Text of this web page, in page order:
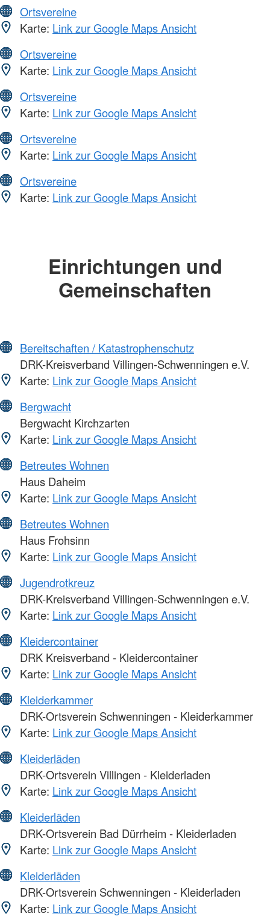
Ortsvereine
Karte: Link zur Google Maps Ansicht
Ortsvereine
Karte: Link zur Google Maps Ansicht
Ortsvereine
Karte: Link zur Google Maps Ansicht
Ortsvereine
Karte: Link zur Google Maps Ansicht
Ortsvereine
Karte: Link zur Google Maps Ansicht
Einrichtungen und
Gemeinschaften
Bereitschaften / Katastrophenschutz
DRK-Kreisverband Villingen-Schwenningen e.V.
Karte: Link zur Google Maps Ansicht
Bergwacht
Bergwacht Kirchzarten
Karte: Link zur Google Maps Ansicht
Betreutes Wohnen
Haus Daheim
Karte: Link zur Google Maps Ansicht
Betreutes Wohnen
Haus Frohsinn
Karte: Link zur Google Maps Ansicht
Jugendrotkreuz
DRK-Kreisverband Villingen-Schwenningen e.V.
Karte: Link zur Google Maps Ansicht
Kleidercontainer
DRK Kreisverband - Kleidercontainer
Karte: Link zur Google Maps Ansicht
Kleiderkammer
DRK-Ortsverein Schwenningen - Kleiderkammer
Karte: Link zur Google Maps Ansicht
Kleiderläden
DRK-Ortsverein Villingen - Kleiderladen
Karte: Link zur Google Maps Ansicht
Kleiderläden
DRK-Ortsverein Bad Dürrheim - Kleiderladen
Karte: Link zur Google Maps Ansicht
Kleiderläden
DRK-Ortsverein Schwenningen - Kleiderladen
Karte: Link zur Google Maps Ansicht